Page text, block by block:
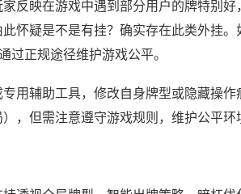
反映在游戏中遇到部分用户的牌特别好
怀疑是不是有挂？确实存在此类外挂
过正规途径维护游戏公平。
用辅助工具，修改自身牌型或隐藏操作
，但需注意遵守游戏规则，维护公平环